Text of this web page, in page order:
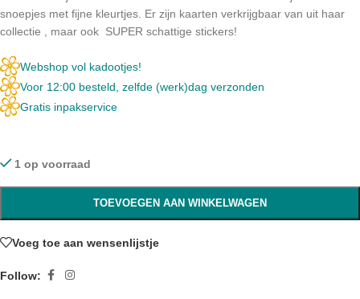
snoepjes met fijne kleurtjes. Er zijn kaarten verkrijgbaar van uit haar
collectie , maar ook SUPER schattige stickers!
Webshop vol kadootjes!
Voor 12:00 besteld, zelfde (werk)dag verzonden
Gratis inpakservice
1 op voorraad
TOEVOEGEN AAN WINKELWAGEN
Voeg toe aan wensenlijstje
Follow: